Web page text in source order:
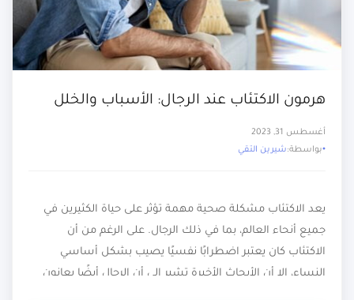
هرمون الاكتئاب عند الرجال: الأسباب والخلل
أغسطس 31, 2023
بواسطة:شيرين التقي
يعد الاكتئاب مشكلة صحية مهمة تؤثر على حياة الكثيرين في
جميع أنحاء العالم، بما في ذلك الرجال. على الرغم من أن
الاكتئاب كان يعتبر اضطرابًا نفسيًا يصيب بشكل أساسي
النساء، إلا أن الأبحاث الأخيرة تشير إلى أن الرجال أيضًا يعانون